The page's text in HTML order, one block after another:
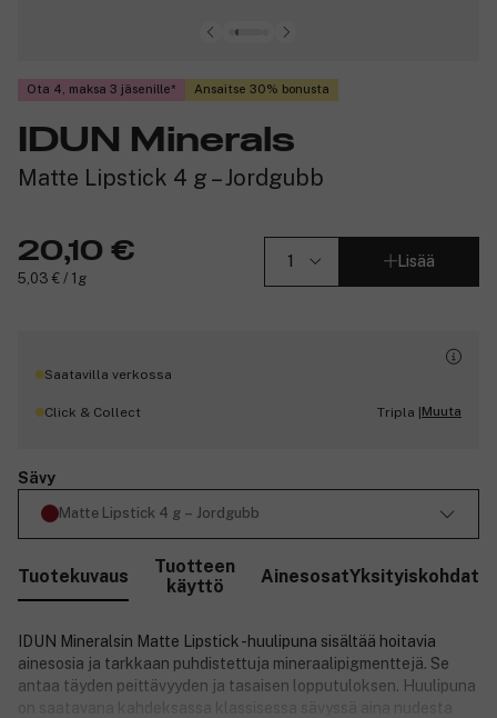
Ota 4, maksa 3 jäsenille Ansaitse 30% bonusta
IDUN Minerals
Matte Lipstick 4 g – Jordgubb
20,10 €
5,03 € / 1g
Lisää
Saatavilla verkossa
Click & Collect Tripla |Muuta
Sävy
Matte Lipstick 4 g – Jordgubb
Tuotekuvaus
Tuotteen
käyttö
AinesosatYksityiskohdat
IDUN Mineralsin Matte Lipstick -huulipuna sisältää hoitavia
ainesosia ja tarkkaan puhdistettuja mineraalipigmenttejä. Se
antaa täyden peittävyyden ja tasaisen lopputuloksen. Huulipuna
on saatavana kahdeksassa klassisessa sävyssä aina nudesta